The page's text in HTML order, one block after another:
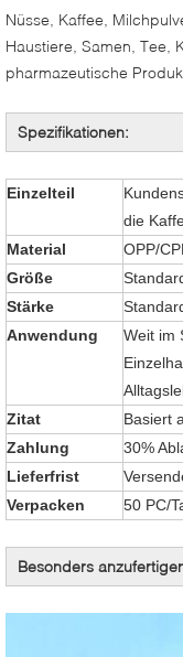
Nüsse, Kaffee,
Haustiere, Samen, Tee,
pharmazeutische
Spezifikationen:
Einzelteil
die
Material
OPP/
Größe
Stärke
Anwendung
Weit im
Zitat
Basiert
Zahlung
30%
Lieferfrist
Verpacken
50 PC/
Besonders